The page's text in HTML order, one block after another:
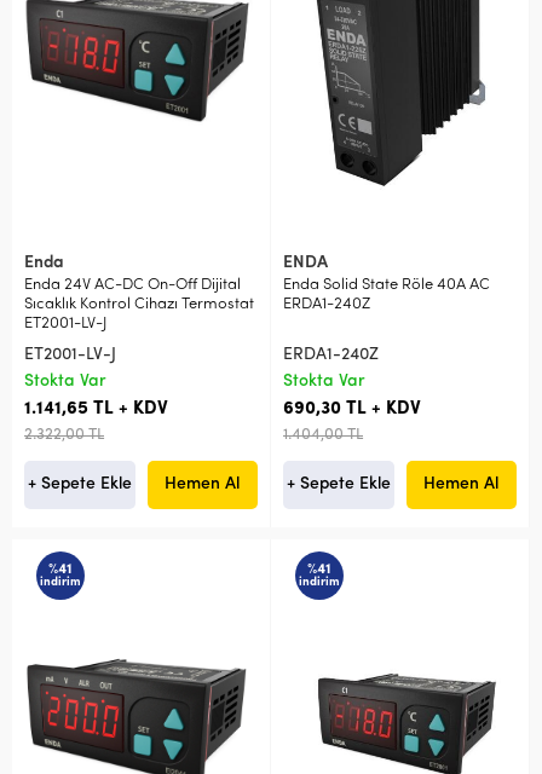
Enda
Enda 24V AC-DC On-Off Dijital
Sıcaklık Kontrol Cihazı Termostat
ET2001-LV-J
ET2001-LV-J
Stokta Var
1.141,65 TL + KDV
2.322,00 TL
+ Sepete Ekle Hemen Al
ENDA
Enda Solid State Röle 40A AC
ERDA1-240Z
ERDA1-240Z
Stokta Var
690,30 TL + KDV
1.404,00 TL
+ Sepete Ekle Hemen Al
%41
indirim
%41
indirim